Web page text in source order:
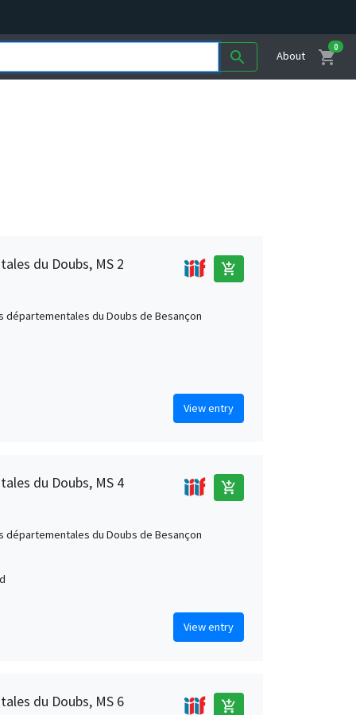
search About shopping_cart
0
du Doubs, MS 2 add_shopping_cart
départementales du Doubs de Besançon
View entry
du Doubs, MS 4 add_shopping_cart
départementales du Doubs de Besançon
View entry
du Doubs, MS 6 add_shopping_cart